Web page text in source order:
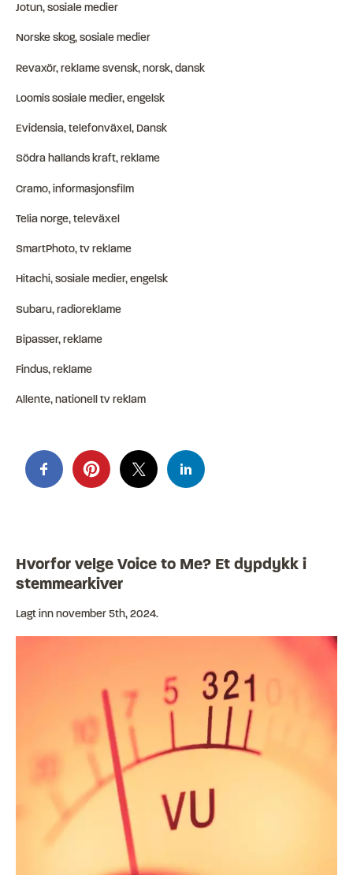
Jotun, sosiale medier
Norske skog, sosiale medier
Revaxör, reklame svensk, norsk, dansk
Loomis sosiale medier, engelsk
Evidensia, telefonväxel, Dansk
Södra hallands kraft, reklame
Cramo, informasjonsfilm
Telia norge, televäxel
SmartPhoto, tv reklame
Hitachi, sosiale medier, engelsk
Subaru, radioreklame
Bipasser, reklame
Findus, reklame
Allente, nationell tv reklam
Hvorfor velge Voice to Me? Et dypdykk i
stemmearkiver
Lagt innnovember 5th, 2024.